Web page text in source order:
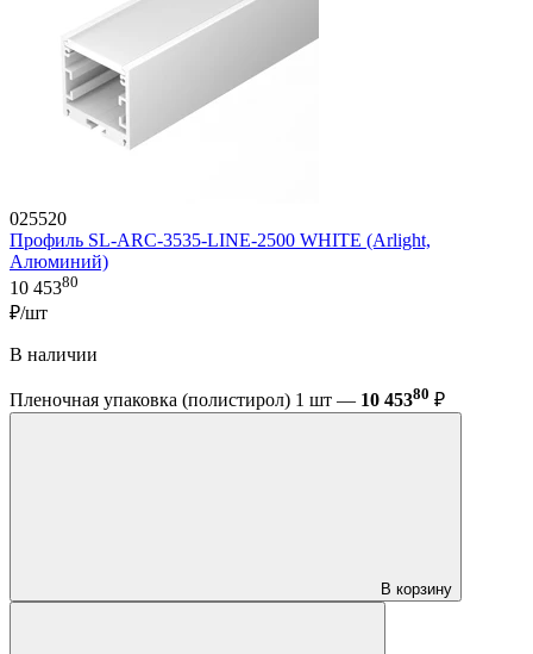
025520
Профиль SL-ARC-3535-LINE-2500 WHITE (Arlight,
Алюминий)
10 45380
₽/шт
В наличии
Пленочная упаковка (полистирол) 1 шт — 10 45380 ₽
В корзину